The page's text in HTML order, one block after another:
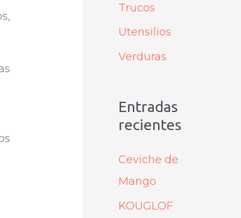
Trucos
Utensilios
Verduras
Entradas
recientes
Ceviche de
Mango
KOUGLOF